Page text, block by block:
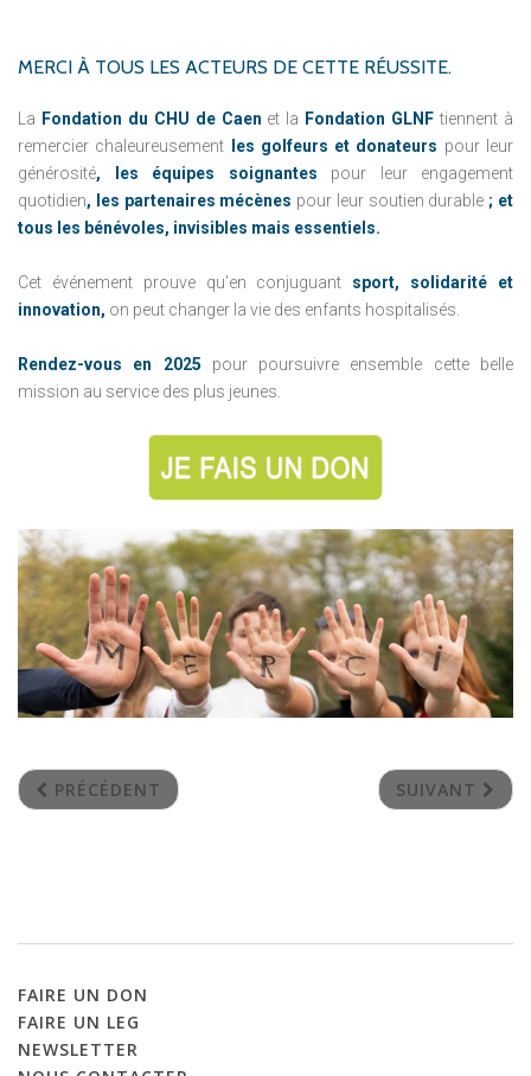
MERCI À TOUS LES ACTEURS DE CETTE RÉUSSITE.
La Fondation du CHU de Caen et la Fondation GLNF tiennent à
remercier chaleureusement
les golfeurs et donateurs pour leur
générosité, l es équipes soignantes pour leur engagement
quotidien, l es partenaires mécènes pour leur soutien durable ; et
tous les bénévoles, invisibles mais essentiels.
Cet événement prouve qu’en conjuguant sport, solidarité et
innovation, on peut changer la vie des enfants hospitalisés.
Rendez-vous en 2025 pour poursuivre ensemble cette belle
mission au service des plus jeunes.
PRÉCÉDENT SUIVANT
FAIRE UN DON
FAIRE UN LEG
NEWSLETTER